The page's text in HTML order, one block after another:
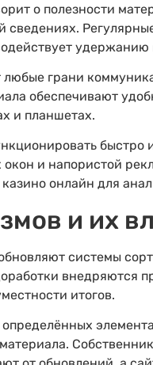
о полезности
сведениях.
грани
обеспечивают
и планшетах.
и напористой
онлайн для
и их
системы
итогов.